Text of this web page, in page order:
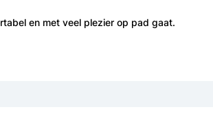
en met veel plezier op pad gaat.